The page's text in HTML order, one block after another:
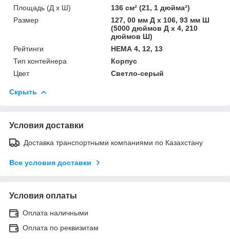
Площадь (Д х Ш)
136 см² (21, 1 дюйма²)
Размер
127, 00 мм Д x 106, 93 мм Ш
(5000 дюймов Д x 4, 210
дюймов Ш)
Рейтинги
НЕМА 4, 12, 13
Тип контейнера
Корпус
Цвет
Светло-серый
Скрыть
Условия доставки
Доставка транспортными компаниями по Казахстану
Все условия доставки
Условия оплаты
Оплата наличными
Оплата по реквизитам